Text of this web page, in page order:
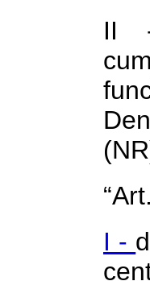
II
I -